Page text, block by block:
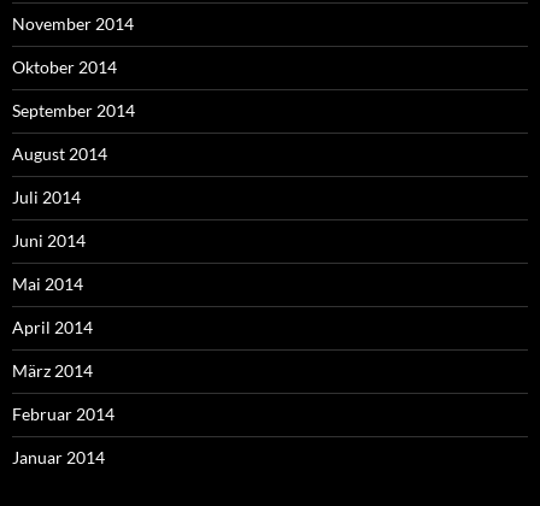
November 2014
Oktober 2014
September 2014
August 2014
Juli 2014
Juni 2014
Mai 2014
April 2014
März 2014
Februar 2014
Januar 2014